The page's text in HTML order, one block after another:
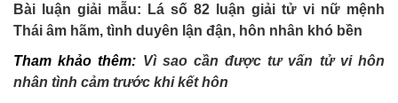
Bài luận giải mẫu: Lá số 82 luận giải tử vi nữ mệnh
Thái âm hãm, tình duyên lận đận, hôn nhân khó bền
Tham khảo thêm: Vì sao cần được tư vấn tử vi hôn
nhân tình cảm trước khi kết hôn